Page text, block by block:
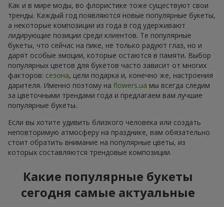
Как и в мире моды, во флористике тоже существуют свои
тренды. Каждый год появляются новые популярные букеты,
а некоторые композиции из года в год удерживают
лидирующие позиции среди клиентов. Те популярные
букеты, что сейчас на пике, не только радуют глаз, но и
дарят особые эмоции, которые остаются в памяти. Выбор
популярных цветов для букетов часто зависит от многих
факторов: сезона, цели подарка и, конечно же, настроения
дарителя. Именно поэтому на flowers.ua мы всегда следим
за цветочными трендами года и предлагаем вам лучшие
популярные букеты.
Если вы хотите удивить близкого человека или создать
неповторимую атмосферу на празднике, вам обязательно
стоит обратить внимание на популярные цветы, из
которых составляются трендовые композиции.
Какие популярные букеты
сегодня самые актуальные